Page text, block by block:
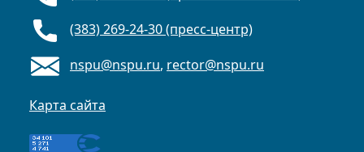
(383) 269-24-30 (пресс-центр)
nspu@nspu.ru, rector@nspu.ru
Карта сайта